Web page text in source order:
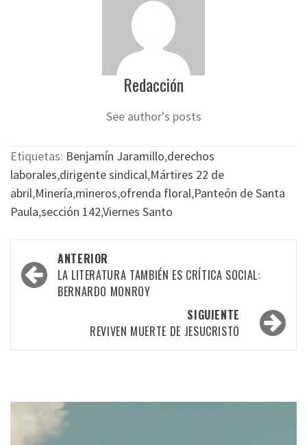
Redacción
See author's posts
Etiquetas: Benjamín Jaramillo,derechos
laborales,dirigente sindical,Mártires 22 de
abril,Minería,mineros,ofrenda floral,Panteón de Santa
Paula,sección 142,Viernes Santo
Navegación
por
ANTERIOR
LA LITERATURA TAMBIÉN ES CRÍTICA SOCIAL:
BERNARDO MONROY
SIGUIENTE
REVIVEN MUERTE DE JESUCRISTO